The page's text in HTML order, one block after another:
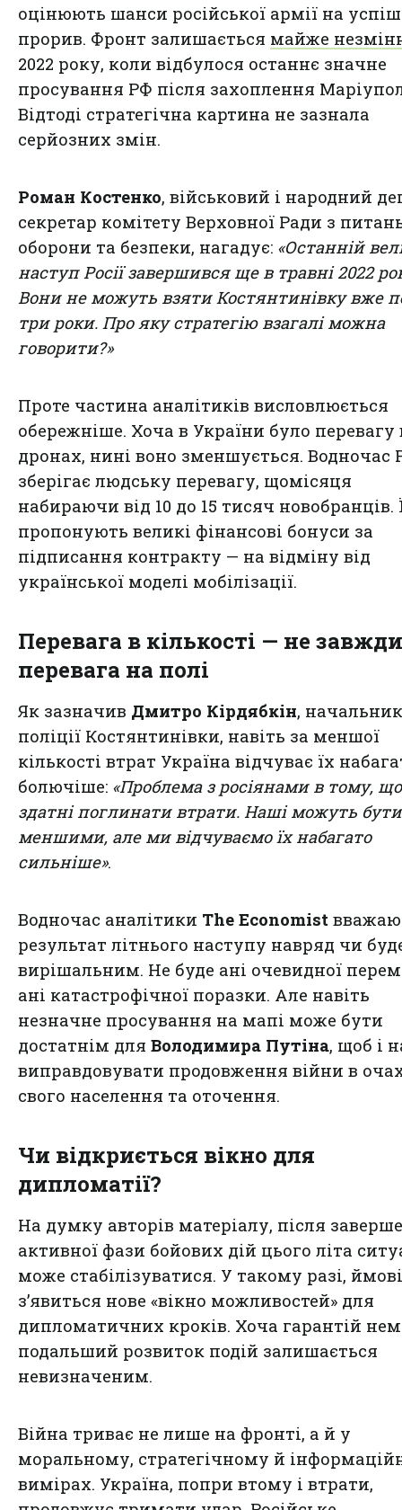
оцінюють шанси російської армії на
прорив. Фронт залишається майже
2022 року, коли відбулося останнє значне
просування РФ після захоплення
Відтоді стратегічна картина не зазнала
серйозних змін.
Роман Костенко, військовий і народний
секретар комітету Верховної Ради з
оборони та безпеки, нагадує: «Останній
наступ Росії завершився ще в травні 2022
Вони не можуть взяти Костянтинівку вже
три роки. Про яку стратегію взагалі можна
говорити?»
Проте частина аналітиків висловлюється
обережніше. Хоча в України було перевагу
дронах, нині воно зменшується. Водночас
зберігає людську перевагу, щомісяця
набираючи від 10 до 15 тисяч новобранців.
пропонують великі фінансові бонуси за
підписання контракту — на відміну від
української моделі мобілізації.
Перевага в кількості — не завжди
перевага на полі
Як зазначив Дмитро Кірдябкін, начальник
поліції Костянтинівки, навіть за меншої
кількості втрат Україна відчуває їх
болючіше: «Проблема з росіянами в тому,
здатні поглинати втрати. Наші можуть бути
меншими, але ми відчуваємо їх набагато
сильніше».
Водночас аналітики The Economist
результат літнього наступу навряд чи
вирішальним. Не буде ані очевидної
ані катастрофічної поразки. Але навіть
незначне просування на мапі може бути
достатнім для Володимира Путіна, щоб і
виправдовувати продовження війни в
свого населення та оточення.
Чи відкриється вікно для
дипломатії?
На думку авторів матеріалу, після
активної фази бойових дій цього літа
може стабілізуватися. У такому разі,
з’явиться нове «вікно можливостей» для
дипломатичних кроків. Хоча гарантій
подальший розвиток подій залишається
невизначеним.
Війна триває не лише на фронті, а й у
моральному, стратегічному й
вимірах. Україна, попри втому і втрати,